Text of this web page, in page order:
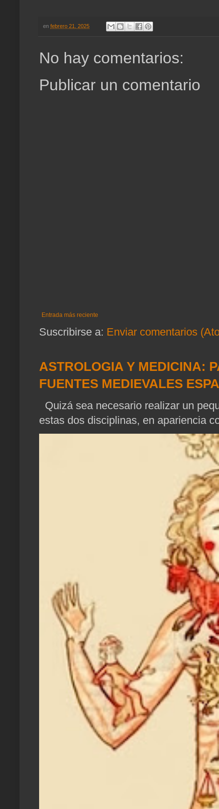
en febrero 21, 2025
No hay comentarios:
Publicar un comentario
Entrada más reciente
Suscribirse a: Enviar comentarios
ASTROLOGIA Y MEDICINA:
FUENTES MEDIEVALES
Quizá sea necesario realizar un
estas dos disciplinas, en apariencia